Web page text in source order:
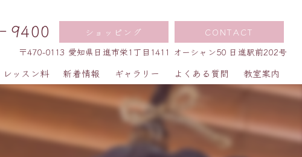
ショッピング
CONTACT
〒470-0113 愛知県日進市栄1丁目1411 オーシャン50 日進駅前202号
レッスン料 新着情報 ギャラリー よくある質問 教室案内